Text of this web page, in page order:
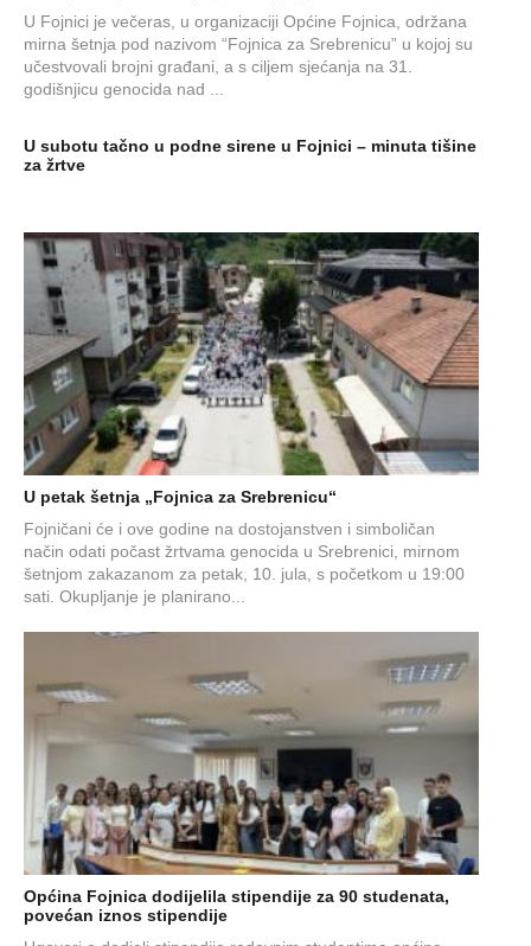
U Fojnici je večeras, u organizaciji Općine Fojnica, održana
mirna šetnja pod nazivom “Fojnica za Srebrenicu” u kojoj su
učestvovali brojni građani, a s ciljem sjećanja na 31.
godišnjicu genocida nad ...
U subotu tačno u podne sirene u Fojnici – minuta tišine
za žrtve
U petak šetnja „Fojnica za Srebrenicu“
Fojničani će i ove godine na dostojanstven i simboličan
način odati počast žrtvama genocida u Srebrenici, mirnom
šetnjom zakazanom za petak, 10. jula, s početkom u 19:00
sati. Okupljanje je planirano...
Općina Fojnica dodijelila stipendije za 90 studenata,
povećan iznos stipendije